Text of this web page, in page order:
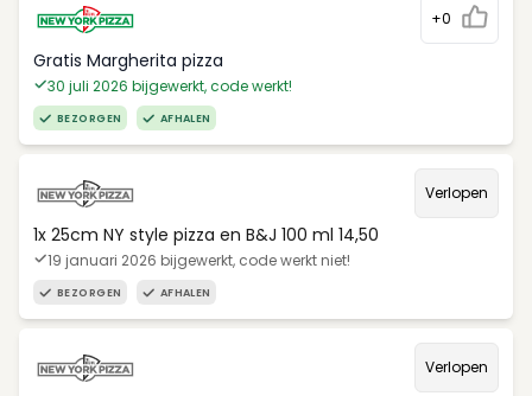
+0
Gratis Margherita pizza
30 juli 2026 bijgewerkt, code werkt!
BEZORGEN AFHALEN
Verlopen
1x 25cm NY style pizza en B&J 100 ml 14,50
19 januari 2026 bijgewerkt, code werkt niet!
BEZORGEN AFHALEN
Verlopen